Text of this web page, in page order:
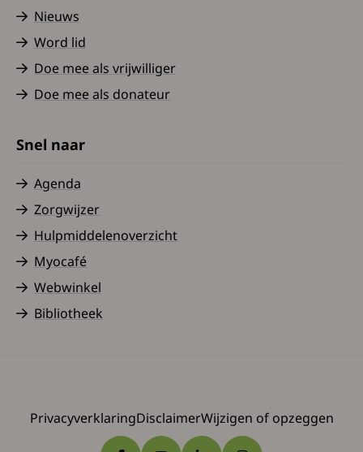
Nieuws
Word lid
Doe mee als vrijwilliger
Doe mee als donateur
Snel naar
Agenda
Zorgwijzer
Hulpmiddelenoverzicht
Myocafé
Webwinkel
Bibliotheek
PrivacyverklaringDisclaimerWijzigen of opzeggen